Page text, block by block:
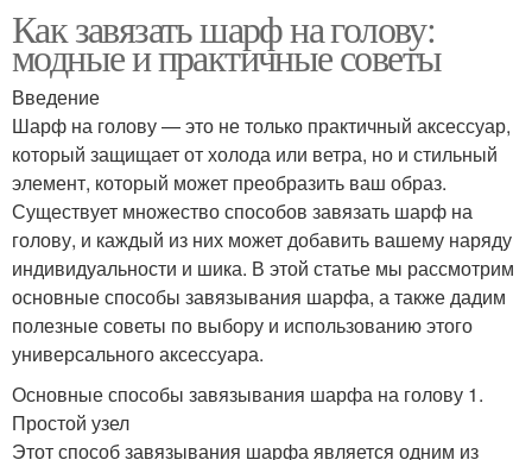
Как завязать шарф на голову:
модные и практичные советы
Введение
Шарф на голову — это не только практичный аксессуар,
который защищает от холода или ветра, но и стильный
элемент, который может преобразить ваш образ.
Существует множество способов завязать шарф на
голову, и каждый из них может добавить вашему наряду
индивидуальности и шика. В этой статье мы рассмотрим
основные способы завязывания шарфа, а также дадим
полезные советы по выбору и использованию этого
универсального аксессуара.
Основные способы завязывания шарфа на голову 1.
Простой узел
Этот способ завязывания шарфа является одним из